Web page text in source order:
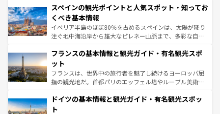
ろん、トスカーナの美しい田園風景やアマルフィ海岸の絶
景など、自然景観も見逃せない。観光の合間には、本場の
ピザやパスタなど、絶品のイタリア料理を堪能することも
できる。朝目覚めてから夜眠るまで、すべての瞬間を楽し
なお、新着のイタリア情報はコンテンツ一覧を参照してほ
しい。
スペインの観光ポイントと人気スポット・知ってお
くべき基本情報
イベリア半島のほぼ80％を占めるスペインは、太陽が降り
注ぐ地中海沿岸から雄大なピレネー山脈まで、多彩な自然
文化が根付くこの国では、情熱的なフラメンコ、熱気あふ
れる闘牛、そして美味しいタパスが生活の一部となってい
る。首都マドリードの洗練された雰囲気や、バルセロナの
アートに溢れた街角から、地方では古代ローマ遺跡や中世
せる。地方によって風土や気候が異なるスペインはその個
フランスの基本情報と観光ガイド・有名観光スポ
ット
フランスは、世界中の旅行者を魅了し続けるヨーロッパ屈
指の観光地だ。首都パリのエッフェル塔やルーブル美術館
で、幅広い魅力が詰まっている。華麗な宮殿、歴史的な大
聖堂、美しいビーチ、そして豊かな自然が、訪れる者を心
ドイツの基本情報と観光ガイド・有名観光スポッ
ト